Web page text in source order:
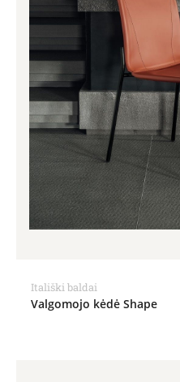
Itališki baldai
Valgomojo kėdė Shape